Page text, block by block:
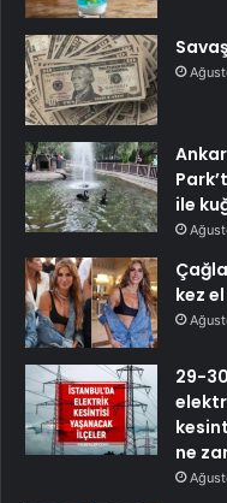
ile
kez
29-
ne